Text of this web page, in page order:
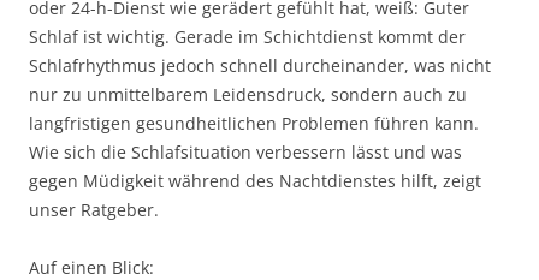
oder 24-h-Dienst wie gerädert gefühlt hat, weiß: Guter
Schlaf ist wichtig. Gerade im Schichtdienst kommt der
Schlafrhythmus jedoch schnell durcheinander, was nicht
nur zu unmittelbarem Leidensdruck, sondern auch zu
langfristigen gesundheitlichen Problemen führen kann.
Wie sich die Schlafsituation verbessern lässt und was
gegen Müdigkeit während des Nachtdienstes hilft, zeigt
unser Ratgeber.
Auf einen Blick: